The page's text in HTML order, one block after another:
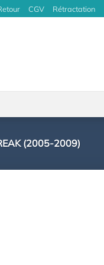
CGV Rétractation
(2005-2009)